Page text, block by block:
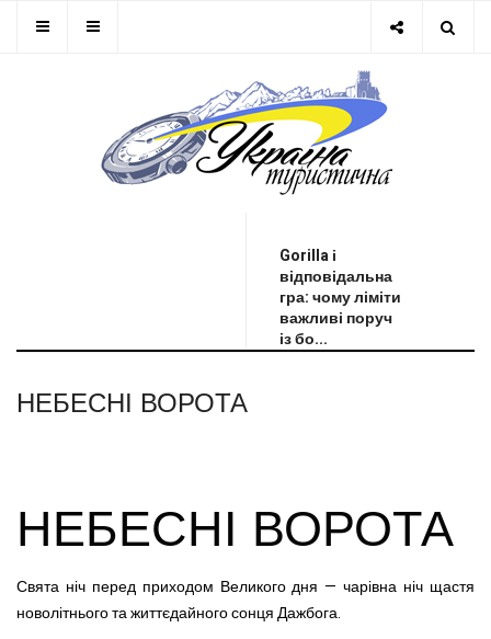
Gorilla і
відповідальна
гра: чому ліміти
важливі поруч
із бо...
НЕБЕСНІ ВОРОТА
НЕБЕСНІ ВОРОТА
Свята ніч перед приходом Великого дня — чарівна ніч щастя
новолітнього та життєдайного сонця Дажбога.